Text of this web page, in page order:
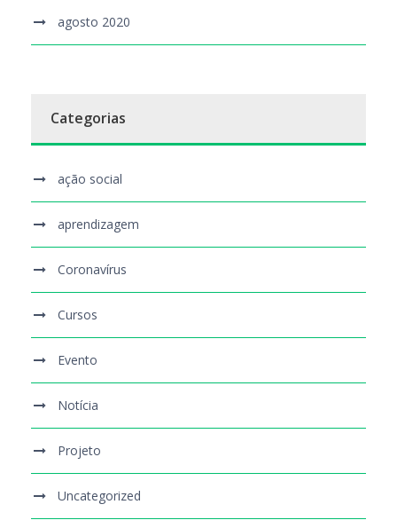
agosto 2020
Categorias
ação social
aprendizagem
Coronavírus
Cursos
Evento
Notícia
Projeto
Uncategorized